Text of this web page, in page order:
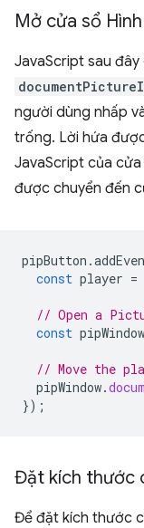
Mở cửa sổ
JavaScript sau đây
người dùng nhấp
trống. Lời hứa
JavaScript của
được chuyển đến
pipButton .
const player =
// Open a
const pipWindow
// Move the
pipWindow.
});
Đặt kích thước
Để đặt kích thước